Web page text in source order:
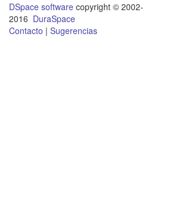
DSpace software copyright © 2002-
2016 DuraSpace
Contacto | Sugerencias